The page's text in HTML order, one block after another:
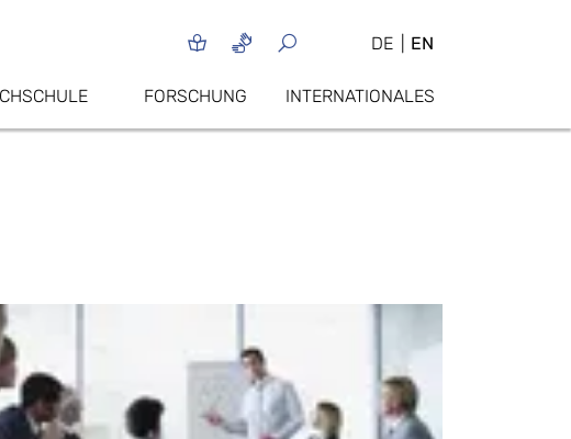
DE EN
FORSCHUNG INTERNATIONALES